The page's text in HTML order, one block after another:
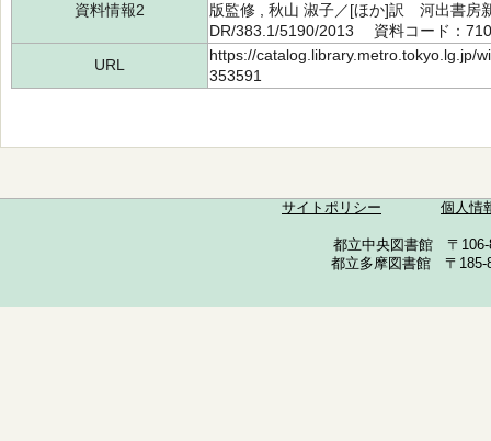
資料情報2
版監修 , 秋山 淑子／[ほか]訳 河出書
DR/383.1/5190/2013 資料コード：
URL
https://catalog.library.metro.tokyo.lg.jp/
353591
サイトポリシー 個人情
都立中央図書館 〒
都立多摩図書館 〒185-